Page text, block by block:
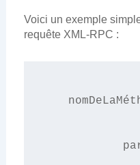
Voici un exemple
requête XML-RPC :